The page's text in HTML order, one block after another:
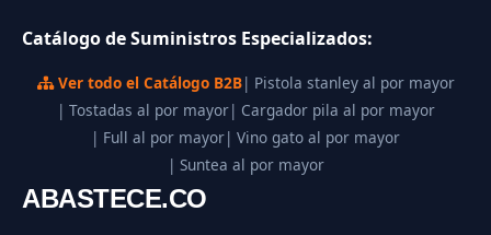
Catálogo de Suministros Especializados:
Ver todo el Catálogo B2B| Pistola stanley al por mayor
| Tostadas al por mayor| Cargador pila al por mayor
| Full al por mayor| Vino gato al por mayor
| Suntea al por mayor
ABASTECE.CO